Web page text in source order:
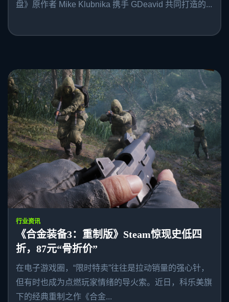
盘》原作者 Mike Klubnika 携手 GDeavid 共同打造的...
行业资讯
《合金装备3：重制版》Steam惊现史低四
折，87元“骨折价”
在电子游戏圈，“限时特卖”往往是拉动销量的强心针，
但有时也成为点燃玩家情绪的导火索。近日，科乐美旗
下的经典重制之作《合金...